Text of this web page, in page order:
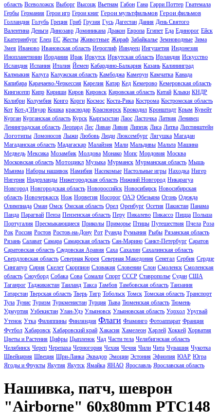
область Всеволожск Выборг Высоцк Вьетнам Габон Гана Гарри Поттер Гватемала
Гербы Германия Герои игр Герои книг Герои мультфильмов Герои фильмов
Голландия Голубь Греция Гриб Грузия Гусь Дагестан Дания День Святого
Валентина Деньги Динозавр Доминикана Дракон Европа Египет Еда Единорог Ейск
Екатеринбург Елец ЕС Жесты Животные Жираф Забайкалье Земноводные Зима
Змея Иваново Ивановская область Иероглиф Ииндеец Ингушетия Индонезия
Инопланетянин Иордания Ирак Иркутск Иркутская область Ирландия Искусство
Исландия Испания Италия Йемен Кабардино-Балкария Казань Калининград
Калмыкия Калуга Калужская область Камбоджа Камерун Камчатка Канада
Капибара Карачаево-Черкессия Карелия Катар Кед Кемерово Кемеровская область
Кингисепп Кипр Кириши Киров Кировск Кировская область Китай Клыки КНДР
Колибри Колумбия Конго Корги Космос Коста-Рика Кострома Костромская область
Кот Кот-д’Ивуар Кошка краснодар Красноярск Крокодил Кронштадт Крым Кувейт
Курган Курганская область Курск Кыргызстан Лаос Ласточка Латвия Ленивец
Ленинградская область Леопард Лес Ливан Ливия Липецк Лиса Литва Лихтинштейн
Логотипы Ломоносов Лыжи Любовь Люди Люксембург Лягушка Магадан
Магаданская область Мадагаскар Малайзия Мали Мальдивы Мальта Машина
Медведь Мексика Мозамбик Молдова Монако Мопс Мордовия Москва
Московская область Мотоцикл Музыка Мурманск Мурманская область Мышь
Мьянма Наборы нашивок Намибия Насекомые Настольные игры Находка Нигер
Нигерия Нидерланды Нижегородская область Нижний Новгород Никарагуа
Новгород Новгородская область Новороссийск Новосибирск Новосибирская
область Новочеркасск Нож Норвегия Носорог ОАЭ Обезьяна Огонь Одежда
Олимпиада Оман Омск Омская область Орел Оренбург Осетия Пакистан Панама
Панда Парагвай Пенза Пензенская область Перу Пикалево Пикассо Пицца Польша
Португалия Пресмыкающиеся Приколы Приморье Птицы Путешествия Пчела Роза
Рок Россия Ростов Ростов-на-Дону Рот Руанда Румыния Рыбы Рязанская область
Рязань Салават Самара Самарская область Сан-Марино Санкт-Петербург Саратов
Саратовская область Саудовская Аравия Саха Сахалин Сахалинская область
Свердловская область Северная Корея Северная Македония Сенегал Сербия Сердце
Сингапур Сирия Скелет Скорпион Словакия Словении Слон Смоленск Смоленская
область Сноуборд Собака Сова Сомали Спорт СССР Ставрополье Судан США
Таганрог Таджикистан Таиланд Такса Тамбов Тамбовская область Танзания
Татарстан Тверская область Тверь Тигр Тобольск Томск Томская область Транспорт
Тула Тунис Туризм Туркменистан Турция Тыва Тюменская область Тюмень
Удмуртия Узбекистан Улан-Удэ Ульяновск Ульяновская область Уорхол Уругвай
Утенок Утка Филиппины Финляндия Флаги Фламинго Фотоаппарат Франция
Футбол Хабаровск Хабаровский край Хакасия Хамелеон Харлей Хоккей Хорватия
Цветы и Растения Цифры Цыпленок Чад Части тела Челябигнская область
Челябинск Череп Черепаха Черногория Чехия Чечня Чили Чита Чувашия Чукотка
Швейцария Швеция Шри-Ланка Эквадор Эмоции Эстония Эфиопия ЮАР Югра
Ягоды и Фрукты Якутия Якутск Ямайка ЯНАО Ярославль Ярославская область
Нашивка, патч, шеврон
"Airborne" 60x80mm PTC148